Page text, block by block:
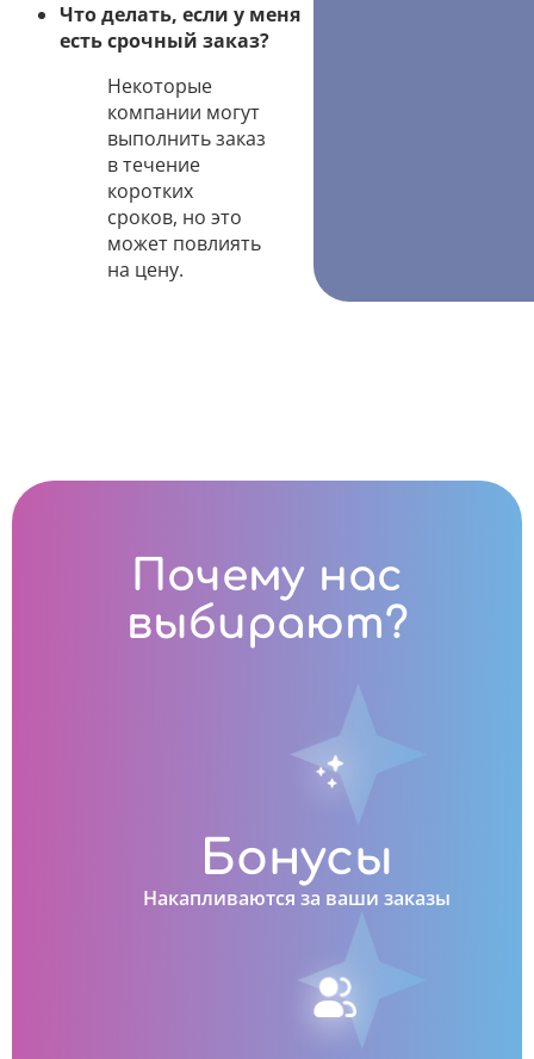
Что делать, если у меня
есть срочный заказ?
Некоторые
компании могут
выполнить заказ
в течение
коротких
сроков, но это
может повлиять
на цену.
Почему нас
выбирают?
Бонусы
Накапливаются за ваши заказы